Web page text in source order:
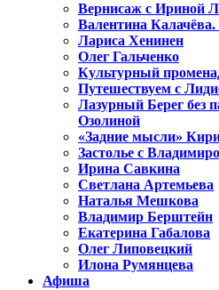
Вернисаж с Ириной
Валентина
Лариса Хенинен
Олег Гальченко
Культурный
Путешествуем с
Лазурный Берег без
Озолиной
«Задние мысли»
Застолье с
Ирина Савкина
Светлана Артемьева
Наталья Мешкова
Владимир Берштейн
Екатерина Габалова
Олег Липовецкий
Илона Румянцева
Афиша